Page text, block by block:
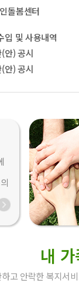
돌봄센터
입 및 사용내역
안) 공시
안) 공시
내
고 안락한 복지서